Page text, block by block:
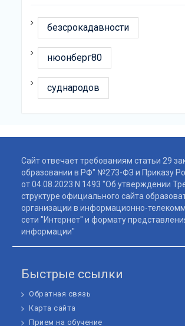
безсрокадавности
нюонберг80
суднародов
Сайт отвечает требованиям статьи 29
образовании в РФ" №273-ФЗ и Приказу
от 04.08.2023 N 1493 "Об утверждении
структуре официального сайта
организации в информационно-
сети "Интернет" и формату
информации"
Быстрые ссылки
Обратная связь
Карта сайта
Прием на обучение